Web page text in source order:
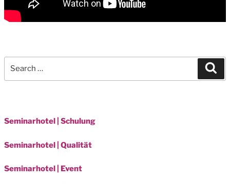
Seminarhotel | Schulung
Seminarhotel | Qualität
Seminarhotel | Event